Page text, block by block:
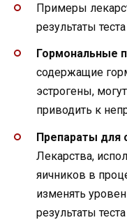
Примеры
результаты
Гормональные
содержащие
эстрогены,
приводить к
Препараты для
Лекарства,
яичников в
изменять
результаты